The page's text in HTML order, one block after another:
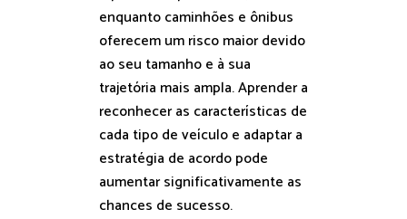
enquanto caminhões e ônibus
oferecem um risco maior devido
ao seu tamanho e à sua
trajetória mais ampla. Aprender a
reconhecer as características de
cada tipo de veículo e adaptar a
estratégia de acordo pode
aumentar significativamente as
chances de sucesso.